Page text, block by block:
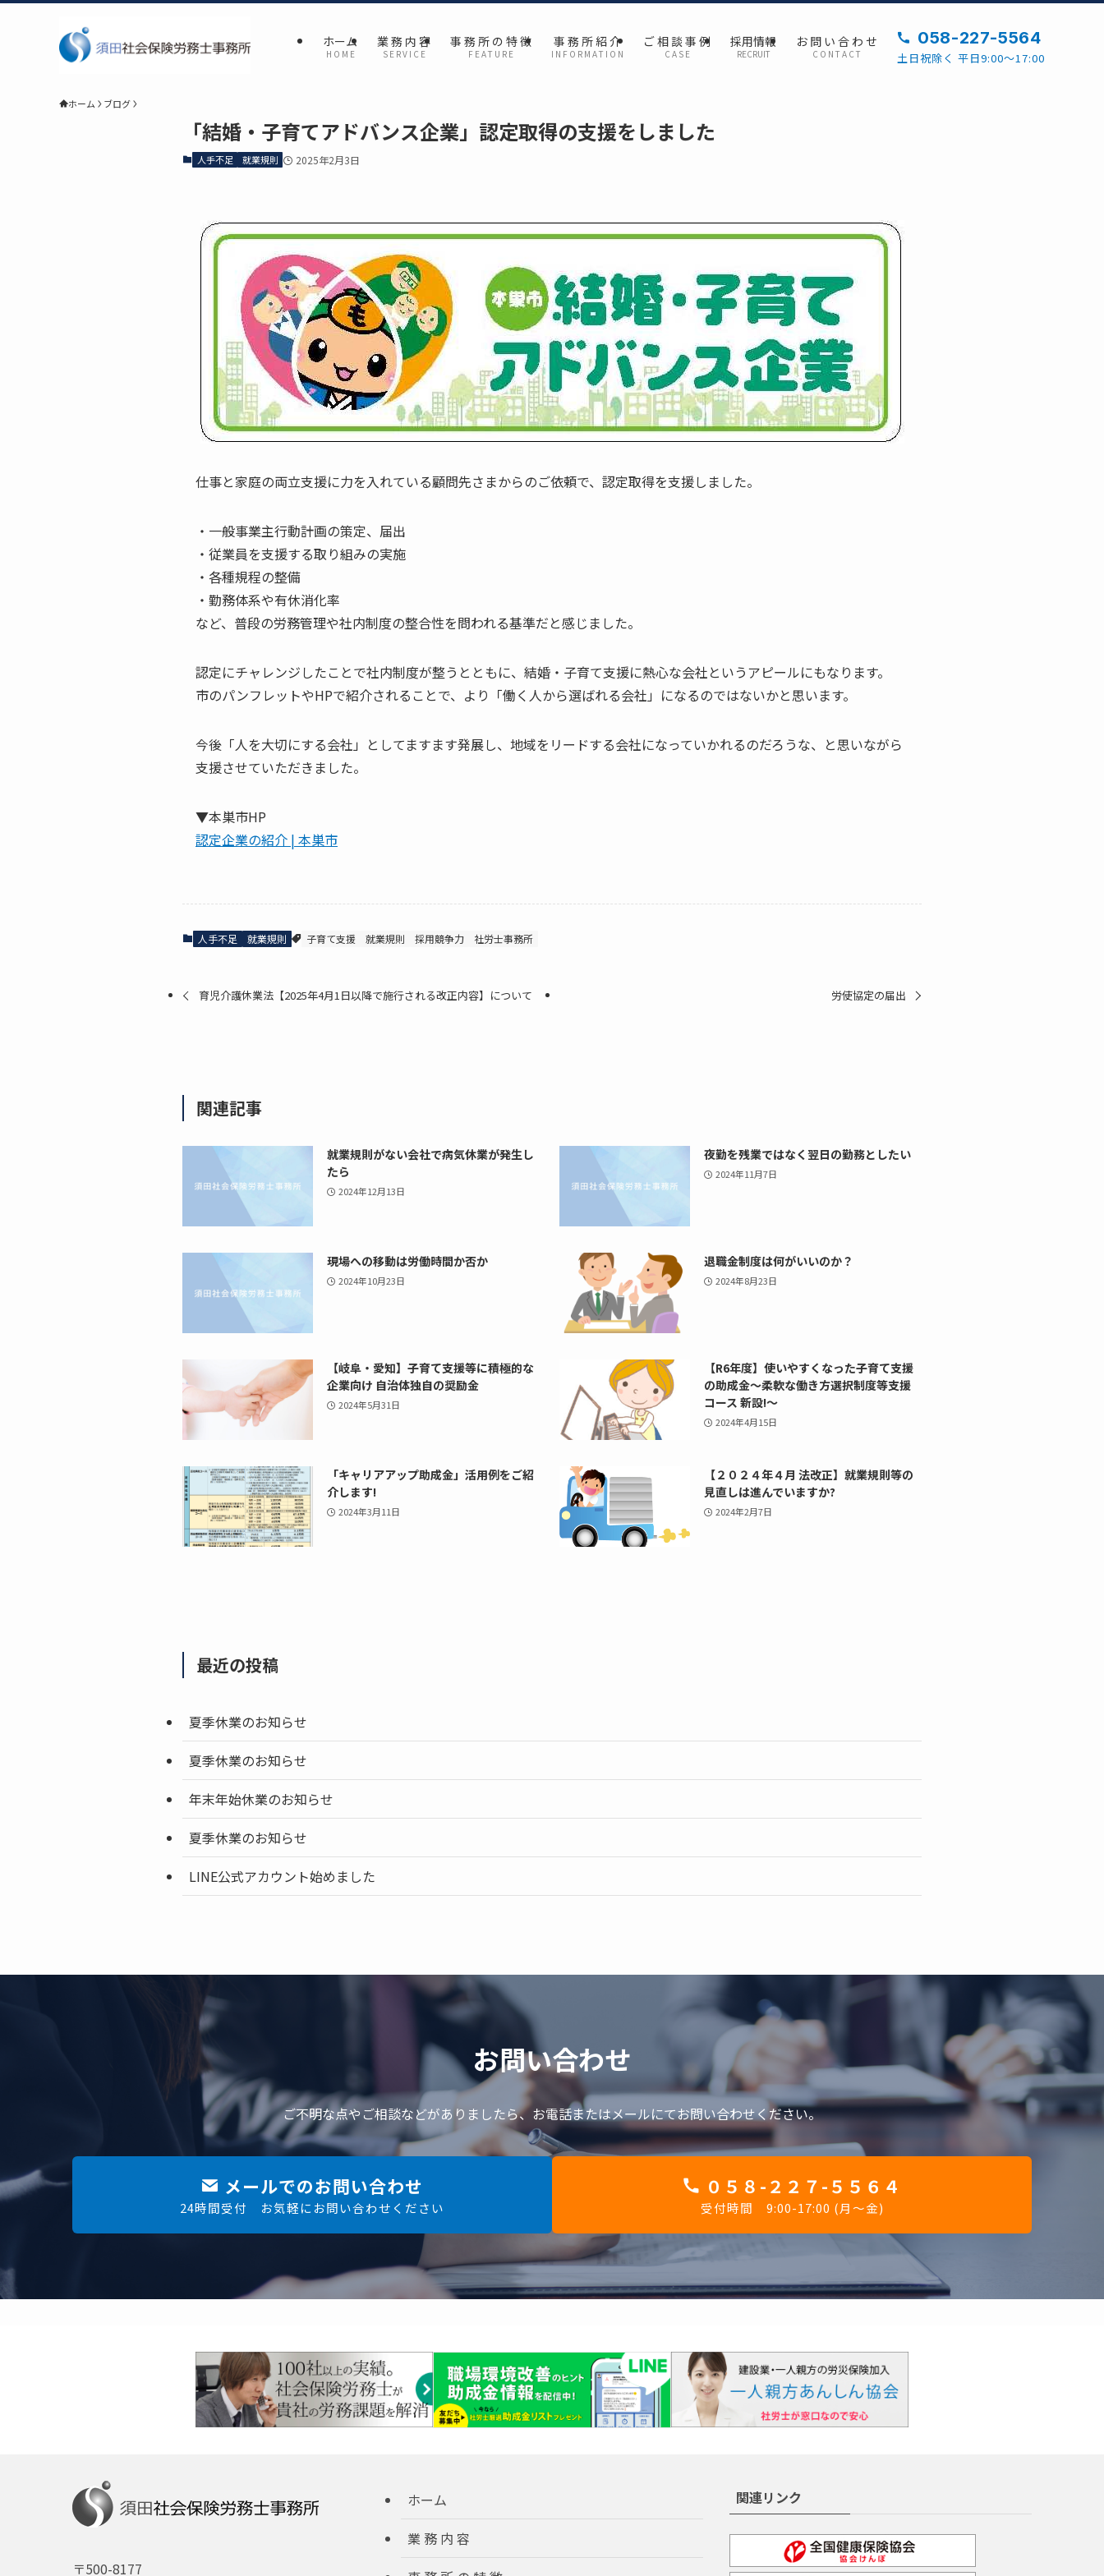
ホーム
H O M E
業 務 内 容
S E R V I C E
事 務 所 の 特 徴
F E A T U R E
事 務 所 紹 介
I N F O R M A T I O N
ご 相 談 事 例
C A S E
採用情報
RECRUIT
お 問 い 合 わ せ
C O N T A C T
058-227-5564
土日祝除く 平日9:00～17:00
ホーム ブログ
「結婚・子育てアドバンス企業」認定取得の支援をしました
人手不足 就業規則 2025年2月3日
仕事と家庭の両立支援に力を入れている顧問先さまからのご依頼で、認定取得を支援しました。
・一般事業主行動計画の策定、届出
・従業員を支援する取り組みの実施
・各種規程の整備
・勤務体系や有休消化率
など、普段の労務管理や社内制度の整合性を問われる基準だと感じました。
認定にチャレンジしたことで社内制度が整うとともに、結婚・子育て支援に熱心な会社というアピールにもなります。
市のパンフレットやHPで紹介されることで、より「働く人から選ばれる会社」になるのではないかと思います。
今後「人を大切にする会社」としてますます発展し、地域をリードする会社になっていかれるのだろうな、と思いながら
支援させていただきました。
▼本巣市HP
認定企業の紹介 | 本巣市
人手不足 就業規則 子育て支援 就業規則 採用競争力 社労士事務所
育児介護休業法【2025年4月1日以降で施行される改正内容】について 労使協定の届出
関連記事
就業規則がない会社で病気休業が発生し
たら
2024年12月13日
夜勤を残業ではなく翌日の勤務としたい
2024年11月7日
現場への移動は労働時間か否か
2024年10月23日
退職金制度は何がいいのか？
2024年8月23日
【岐阜・愛知】子育て支援等に積極的な
企業向け 自治体独自の奨励金
2024年5月31日
【R6年度】使いやすくなった子育て支援
の助成金～柔軟な働き方選択制度等支援
コース 新設!～
2024年4月15日
「キャリアアップ助成金」活用例をご紹
介します!
2024年3月11日
【２０２４年４月 法改正】就業規則等の
見直しは進んでいますか?
2024年2月7日
最近の投稿
夏季休業のお知らせ
夏季休業のお知らせ
年末年始休業のお知らせ
夏季休業のお知らせ
LINE公式アカウント始めました
お問い合わせ
ご不明な点やご相談などがありましたら、お電話またはメールにてお問い合わせください。
メールでのお問い合わせ
24時間受付 お気軽にお問い合わせください
０５８-２２７-５５６４
受付時間 9:00-17:00 (月～金)
〒500-8177
ホーム
業 務 内 容
関連リンク